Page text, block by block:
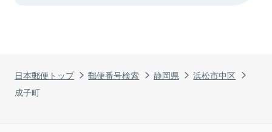
日本郵便トップ 郵便番号検索 静岡県
浜松市中区
成子町